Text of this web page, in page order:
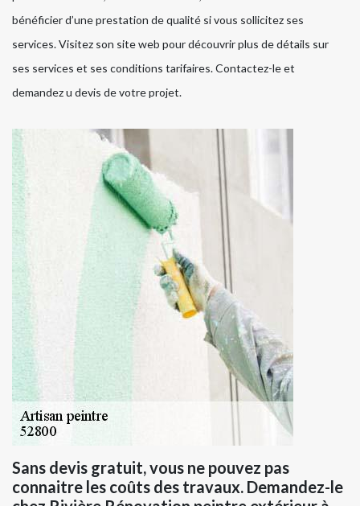
bénéficier d’une prestation de qualité si vous sollicitez ses
services. Visitez son site web pour découvrir plus de détails sur
ses services et ses conditions tarifaires. Contactez-le et
demandez u devis de votre projet.
Sans devis gratuit, vous ne pouvez pas
connaitre les coûts des travaux. Demandez-le